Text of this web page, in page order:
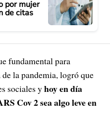
por mujer
de citas
fundamental para
la pandemia, logró que
sociales yhoy en día
Cov 2 sea algo leve en